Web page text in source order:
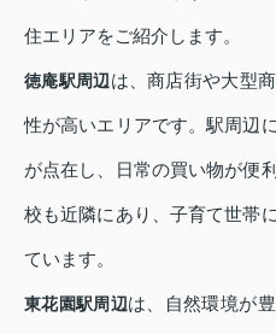
住エリアをご紹介します。
徳庵駅周辺は、商店街や大型
性が高いエリアです。駅周辺
が点在し、日常の買い物が便
校も近隣にあり、子育て世帯
ています。
東花園駅周辺は、自然環境が